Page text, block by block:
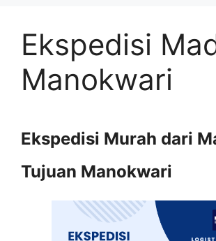
Ekspedisi
Manokwari
Ekspedisi Murah dari
Tujuan Manokwari